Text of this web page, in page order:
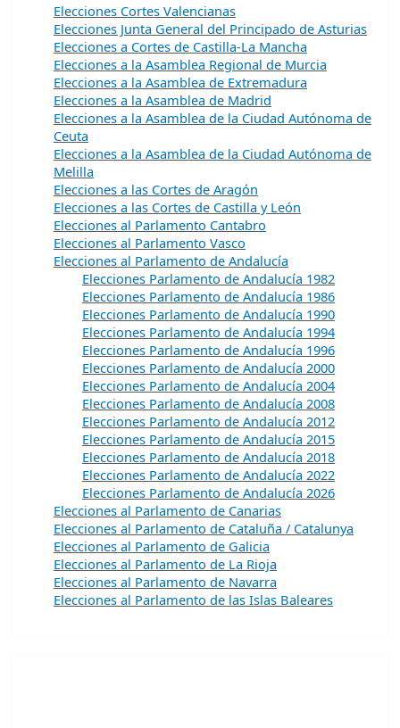
Elecciones Cortes Valencianas
Elecciones Junta General del Principado de Asturias
Elecciones a Cortes de Castilla-La Mancha
Elecciones a la Asamblea Regional de Murcia
Elecciones a la Asamblea de Extremadura
Elecciones a la Asamblea de Madrid
Elecciones a la Asamblea de la Ciudad Autónoma de
Ceuta
Elecciones a la Asamblea de la Ciudad Autónoma de
Melilla
Elecciones a las Cortes de Aragón
Elecciones a las Cortes de Castilla y León
Elecciones al Parlamento Cantabro
Elecciones al Parlamento Vasco
Elecciones al Parlamento de Andalucía
Elecciones Parlamento de Andalucía 1982
Elecciones Parlamento de Andalucía 1986
Elecciones Parlamento de Andalucía 1990
Elecciones Parlamento de Andalucía 1994
Elecciones Parlamento de Andalucía 1996
Elecciones Parlamento de Andalucía 2000
Elecciones Parlamento de Andalucía 2004
Elecciones Parlamento de Andalucía 2008
Elecciones Parlamento de Andalucía 2012
Elecciones Parlamento de Andalucía 2015
Elecciones Parlamento de Andalucía 2018
Elecciones Parlamento de Andalucía 2022
Elecciones Parlamento de Andalucía 2026
Elecciones al Parlamento de Canarias
Elecciones al Parlamento de Cataluña / Catalunya
Elecciones al Parlamento de Galicia
Elecciones al Parlamento de La Rioja
Elecciones al Parlamento de Navarra
Elecciones al Parlamento de las Islas Baleares